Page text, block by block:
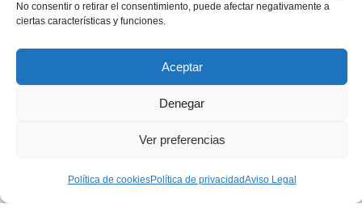
No consentir o retirar el consentimiento, puede afectar negativamente a
ciertas características y funciones.
Aceptar
Denegar
Ver preferencias
Política de cookiesPolítica de privacidadAviso Legal